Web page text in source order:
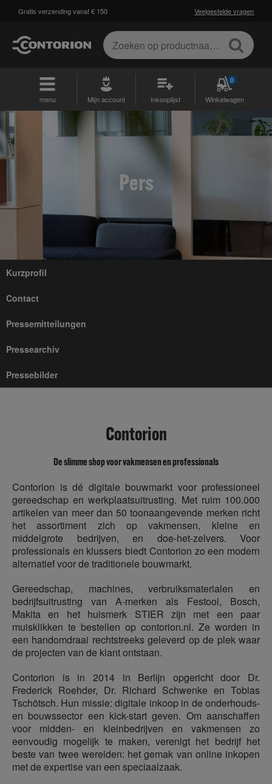
Gratis verzending vanaf € 150 Veelgestelde vragen
menu Mijn account Inkooplijst
0
Winkelwagen
Pers
Kurzprofil
Contact
Pressemitteilungen
Pressearchiv
Pressebilder
Contorion
De slimme shop voor vakmensen en professionals
Contorion is dé digitale bouwmarkt voor professioneel
gereedschap en werkplaatsuitrusting. Met ruim 100.000
artikelen van meer dan 50 toonaangevende merken richt
het assortiment zich op vakmensen, kleine en
middelgrote bedrijven, en doe-het-zelvers. Voor
professionals en klussers biedt Contorion zo een modern
alternatief voor de traditionele bouwmarkt.
Gereedschap, machines, verbruiksmaterialen en
bedrijfsuitrusting van A-merken als Festool, Bosch,
Makita en het huismerk STIER zijn met een paar
muisklikken te bestellen op contorion.nl. Ze worden in
een handomdraai rechtstreeks geleverd op de plek waar
de projecten van de klant ontstaan.
Contorion is in 2014 in Berlijn opgericht door Dr.
Frederick Roehder, Dr. Richard Schwenke en Tobias
Tschötsch. Hun missie: digitale inkoop in de onderhouds-
en bouwssector een kick-start geven. Om aanschaffen
voor midden- en kleinbedrijven en vakmensen zo
eenvoudig mogelijk te maken, verenigt het bedrijf het
beste van twee werelden: het gemak van online inkopen
met de expertise van een speciaalzaak.